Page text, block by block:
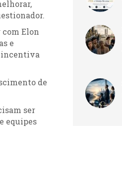
Elon
e
incentiva
de
ser
equipes